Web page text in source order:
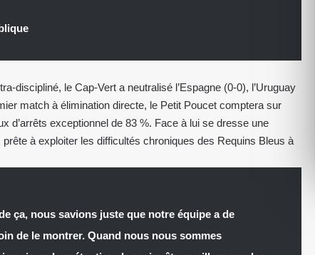
discipliné, le Cap-Vert a neutralisé l’Espagne (0-0), l’Uruguay
match à élimination directe, le Petit Poucet comptera sur
d’arrêts exceptionnel de 83 %. Face à lui se dresse une
à exploiter les difficultés chroniques des Requins Bleus à
ça, nous savions juste que notre équipe a de
de le montrer. Quand nous nous sommes